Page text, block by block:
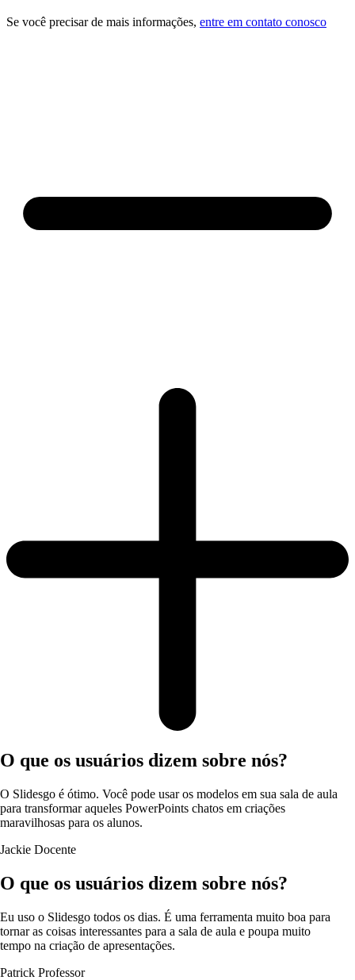
Se você precisar de mais informações, entre em contato conosco
O que os usuários dizem sobre nós?
O Slidesgo é ótimo. Você pode usar os modelos em sua sala de aula
para transformar aqueles PowerPoints chatos em criações
maravilhosas para os alunos.
Jackie Docente
O que os usuários dizem sobre nós?
Eu uso o Slidesgo todos os dias. É uma ferramenta muito boa para
tornar as coisas interessantes para a sala de aula e poupa muito
tempo na criação de apresentações.
Patrick Professor